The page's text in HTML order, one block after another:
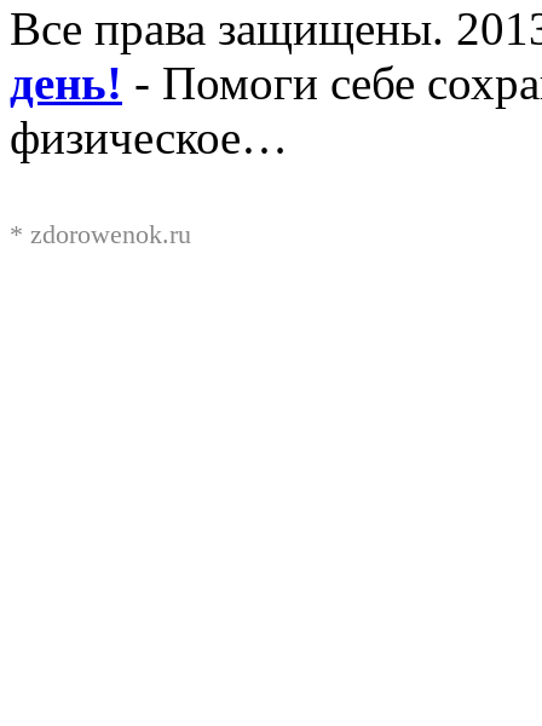
Все права защищены.
день! - Помоги себе
физическое…
* zdorowenok.ru